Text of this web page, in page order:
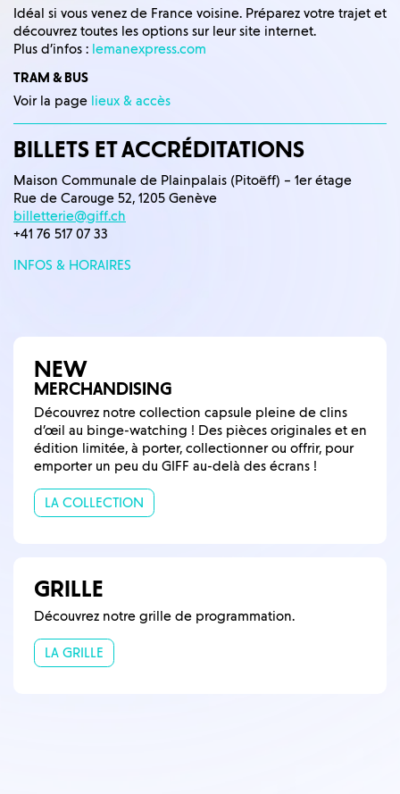
Idéal si vous venez de France voisine. Préparez votre trajet et
découvrez toutes les options sur leur site internet.
Plus d’infos : lemanexpress.com
TRAM & BUS
Voir la page lieux & accès
BILLETS ET ACCRÉDITATIONS
Maison Communale de Plainpalais (Pitoëff) – 1er étage
Rue de Carouge 52, 1205 Genève
billetterie@giff.ch
+41 76 517 07 33
INFOS & HORAIRES
NEW
MERCHANDISING
Découvrez notre collection capsule pleine de clins
d’œil au binge-watching ! Des pièces originales et en
édition limitée, à porter, collectionner ou offrir, pour
emporter un peu du GIFF au-delà des écrans !
LA COLLECTION
GRILLE
Découvrez notre grille de programmation.
LA GRILLE